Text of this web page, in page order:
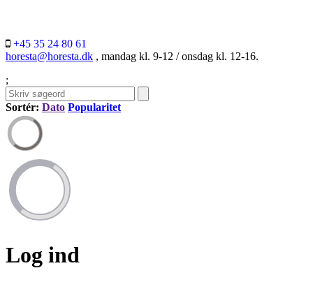
+45 35 24 80 61
horesta@horesta.dk , mandag kl. 9-12 / onsdag kl. 12-16.
;
Sortér: Dato Popularitet
Log ind